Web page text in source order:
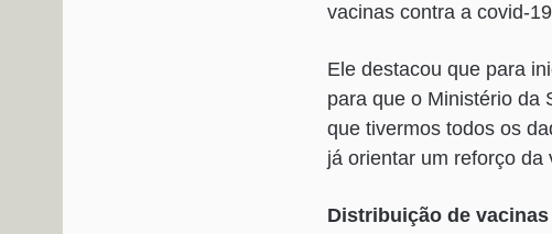
vacinas contra a covid-
Ele destacou que para
para que o Ministério da
que tivermos todos os
já orientar um reforço da
Distribuição de vacinas